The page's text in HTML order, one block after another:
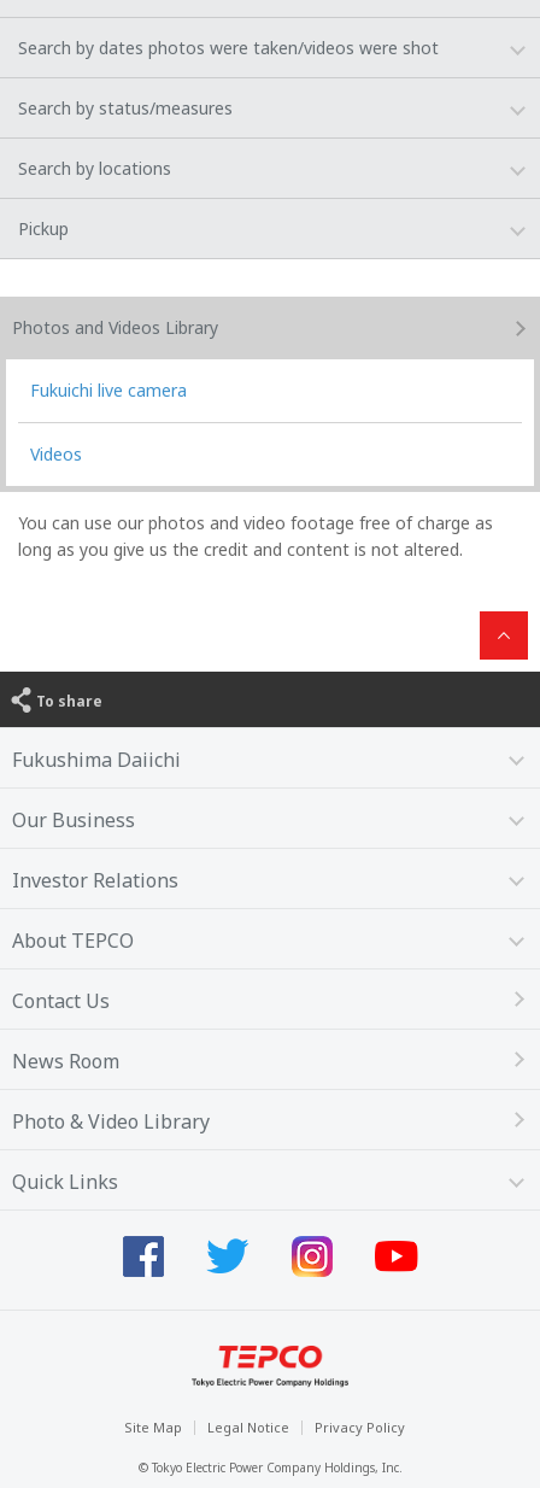
Search by dates photos were taken/videos were shot
Search by status/measures
Search by locations
Pickup
Photos and Videos Library
Fukuichi live camera
Videos
You can use our photos and video footage free of charge as
long as you give us the credit and content is not altered.
To share
Fukushima Daiichi
Our Business
Investor Relations
About TEPCO
Contact Us
News Room
Photo & Video Library
Quick Links
Site Map Legal Notice Privacy Policy
© Tokyo Electric Power Company Holdings, Inc.